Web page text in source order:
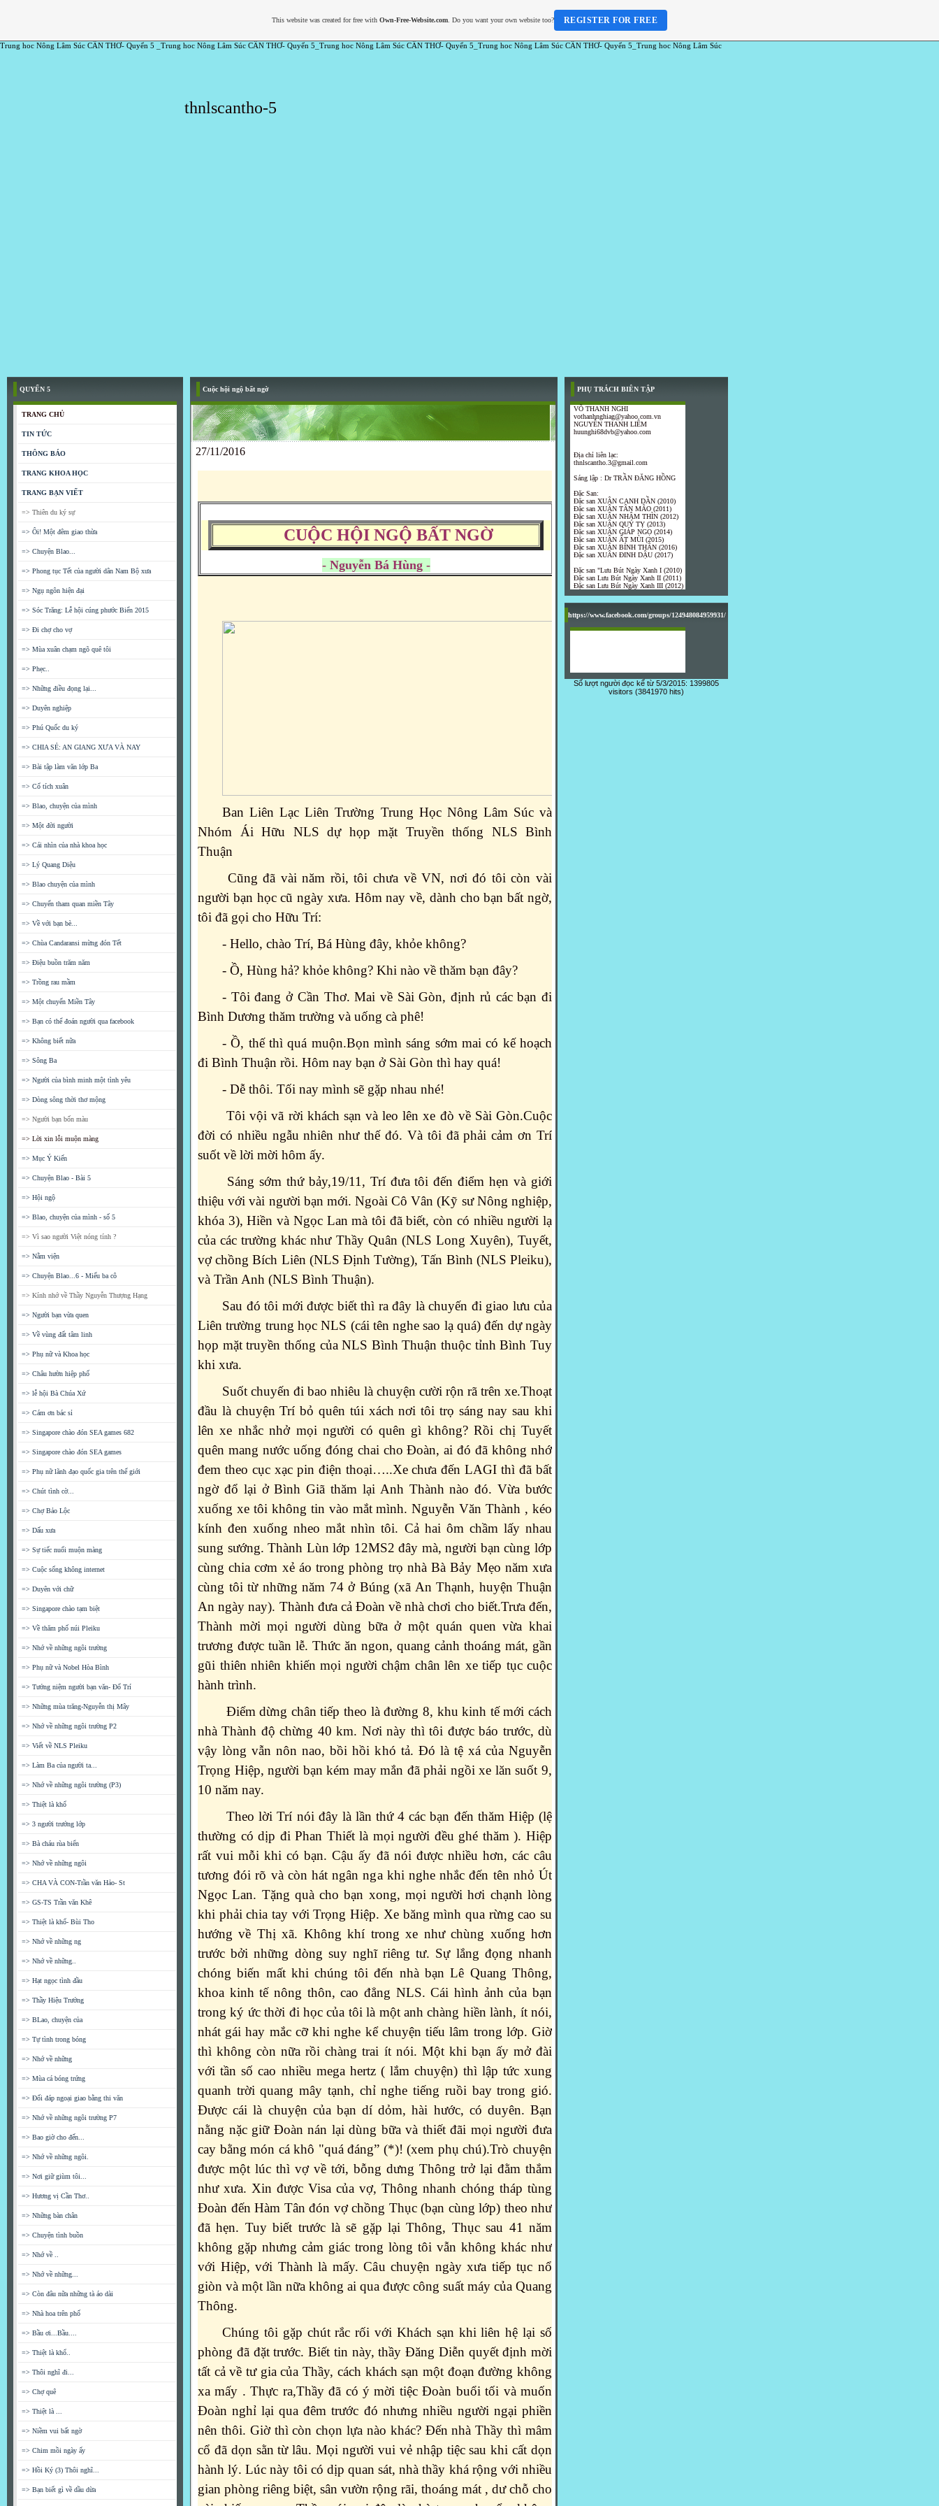
Trung hoc Nông Lâm Súc CẦN THƠ- Quyển 5 _Trung hoc Nông Lâm Súc CẦN THƠ- Quyển 5_Trung hoc Nông Lâm Súc CẦN THƠ- Quyển 5_Trung hoc Nông Lâm Súc CẦN THƠ- Quyển 5_Trung hoc Nông Lâm Súc
thnlscantho-5
QUYỂN 5
TRANG CHỦ
TIN TỨC
THÔNG BÁO
TRANG KHOA HỌC
TRANG BẠN VIẾT
=> Thiên du ký sự
=> Ôi! Một đêm giao thừa
=> Chuyện Blao...
=> Phong tục Tết của người dân Nam Bộ xưa
=> Ngụ ngôn hiện đại
=> Sóc Trăng: Lễ hội cúng phước Biển 2015
=> Đi chợ cho vợ
=> Mùa xuân chạm ngõ quê tôi
=> Phẹc..
=> Những điều đọng lại...
=> Duyên nghiệp
=> Phú Quốc du ký
=> CHIA SẺ: AN GIANG XƯA VÀ NAY
=> Bài tập làm văn lớp Ba
=> Cổ tích xuân
=> Blao, chuyện của mình
=> Một đời người
=> Cái nhìn của nhà khoa học
=> Lý Quang Diệu
=> Blao chuyện của mình
=> Chuyến tham quan miền Tây
=> Về với bạn bè...
=> Chùa Candaransi mừng đón Tết
=> Điệu buồn trăm năm
=> Trồng rau mầm
=> Một chuyến Miền Tây
=> Bạn có thể đoán người qua facebook
=> Không biết nữa
=> Sông Ba
=> Người của bình minh một tình yêu
=> Dòng sông thời thơ mộng
=> Người bạn bốn màu
=> Lời xin lỗi muộn màng
=> Mục Ý Kiến
=> Chuyện Blao - Bài 5
=> Hội ngộ
=> Blao, chuyện của mình - số 5
=> Vì sao người Việt nóng tính ?
=> Nằm viện
=> Chuyện Blao...6 - Miếu ba cô
=> Kính nhớ về Thầy Nguyễn Thượng Hạng
=> Người bạn vừa quen
=> Về vùng đất tâm linh
=> Phụ nữ và Khoa học
=> Châu hườn hiệp phố
=> lễ hội Bà Chúa Xứ
=> Cám ơn bác sỉ
=> Singapore chào đón SEA games 682
=> Singapore chào đón SEA games
=> Phụ nữ lãnh đạo quốc gia trên thế giới
=> Chút tình cờ...
=> Chợ Bảo Lộc
=> Dấu xưa
=> Sự tiếc nuối muộn màng
=> Cuộc sống không internet
=> Duyên với chữ
=> Singapore chào tạm biệt
=> Về thăm phố núi Pleiku
=> Nhớ về những ngôi trường
=> Phụ nữ và Nobel Hòa Bình
=> Tưởng niệm người bạn văn- Đổ Trí
=> Những mùa trăng-Nguyễn thị Mây
=> Nhớ về những ngôi trường P2
=> Viết về NLS Pleiku
=> Làm Ba của người ta...
=> Nhớ về những ngôi trường (P3)
=> Thiệt là khổ
=> 3 người trưởng lớp
=> Bà cháu rùa biển
=> Nhớ về những ngôi
=> CHA VÀ CON-Trần văn Hảo- St
=> GS-TS Trần văn Khê
=> Thiệt là khổ- Bùi Tho
=> Nhớ về những ng
=> Nhớ về những..
=> Hạt ngọc tình đầu
=> Thầy Hiệu Trưởng
=> BLao, chuyện của
=> Tự tình trong bóng
=> Nhớ về những
=> Mùa cá bóng trứng
=> Đối đáp ngoại giao bằng thi văn
=> Nhớ về những ngôi trường P7
=> Bao giờ cho đến...
=> Nhớ về những ngôi.
=> Nơi giữ giùm tôi...
=> Hương vị Cần Thơ..
=> Những bàn chân
=> Chuyện tình buồn
=> Nhớ về ..
=> Nhớ về những...
=> Còn đâu nữa những tà áo dài
=> Nhà hoa trên phố
=> Bầu ơi...Bầu....
=> Thiệt là khổ..
=> Thôi nghĩ đi...
=> Chợ quê
=> Thiệt là ...
=> Niềm vui bất ngờ
=> Chim mồi ngày ấy
=> Hồi Ký (3) Thôi nghĩ...
=> Bạn biết gì về dầu dừa
Cuộc hội ngộ bất ngờ
27/11/2016
CUỘC HỘI NGỘ BẤT NGỜ
- Nguyễn Bá Hùng -
Ban Liên Lạc Liên Trường Trung Học Nông Lâm Súc và
Nhóm Ái Hữu NLS dự họp mặt Truyền thống NLS Bình
Thuận
Cũng đã vài năm rồi, tôi chưa về VN, nơi đó tôi còn vài
người bạn học cũ ngày xưa. Hôm nay về, dành cho bạn bất ngờ,
tôi đã gọi cho Hữu Trí:
- Hello, chào Trí, Bá Hùng đây, khỏe không?
- Ồ, Hùng hả? khỏe không? Khi nào về thăm bạn đây?
- Tôi đang ở Cần Thơ. Mai về Sài Gòn, định rủ các bạn đi
Bình Dương thăm trường và uống cà phê!
- Ồ, thế thì quá muộn.Bọn mình sáng sớm mai có kế hoạch
đi Bình Thuận rồi. Hôm nay bạn ở Sài Gòn thì hay quá!
- Dễ thôi. Tối nay mình sẽ gặp nhau nhé!
Tôi vội vã rời khách sạn và leo lên xe đò về Sài Gòn.Cuộc
đời có nhiều ngẫu nhiên như thế đó. Và tôi đã phải cảm ơn Trí
suốt về lời mời hôm ấy.
Sáng sớm thứ bảy,19/11, Trí đưa tôi đến điểm hẹn và giới
thiệu với vài người bạn mới. Ngoài Cô Vân (Kỹ sư Nông nghiệp,
khóa 3), Hiền và Ngọc Lan mà tôi đã biết, còn có nhiều người lạ
của các trường khác như Thầy Quân (NLS Long Xuyên), Tuyết,
vợ chồng Bích Liên (NLS Định Tường), Tấn Bình (NLS Pleiku),
và Trần Anh (NLS Bình Thuận).
Sau đó tôi mới được biết thì ra đây là chuyến đi giao lưu của
Liên trường trung học NLS (cái tên nghe sao lạ quá) đến dự ngày
họp mặt truyền thống của NLS Bình Thuận thuộc tỉnh Bình Tuy
khi xưa.
Suốt chuyến đi bao nhiêu là chuyện cười rộn rã trên xe.Thoạt
đầu là chuyện Trí bỏ quên túi xách nơi tôi trọ sáng nay sau khi
lên xe nhắc nhở mọi người có quên gì không? Rồi chị Tuyết
quên mang nước uống đóng chai cho Đoàn, ai đó đã không nhớ
đem theo cục xạc pin điện thoại…..Xe chưa đến LAGI thì đã bất
ngờ đổ lại ở Bình Giã thăm lại Anh Thành nào đó. Vừa bước
xuống xe tôi không tin vào mắt mình. Nguyễn Văn Thành , kéo
kính đen xuống nheo mắt nhìn tôi. Cả hai ôm chầm lấy nhau
sung sướng. Thành Lùn lớp 12MS2 đây mà, người bạn cùng lớp
cùng chia cơm xẻ áo trong phòng trọ nhà Bà Bảy Mẹo năm xưa
cùng tôi từ những năm 74 ở Búng (xã An Thạnh, huyện Thuận
An ngày nay). Thành đưa cả Đoàn về nhà chơi cho biết.Trưa đến,
Thành mời mọi người dùng bữa ở một quán quen vừa khai
trương được tuần lễ. Thức ăn ngon, quang cảnh thoáng mát, gần
gũi thiên nhiên khiến mọi người chậm chân lên xe tiếp tục cuộc
hành trình.
Điểm dừng chân tiếp theo là đường 8, khu kinh tế mới cách
nhà Thành độ chừng 40 km. Nơi này thì tôi được báo trước, dù
vậy lòng vẫn nôn nao, bồi hồi khó tả. Đó là tệ xá của Nguyễn
Trọng Hiệp, người bạn kém may mắn đã phải ngồi xe lăn suốt 9,
10 năm nay.
Theo lời Trí nói đây là lần thứ 4 các bạn đến thăm Hiệp (lệ
thường có dịp đi Phan Thiết là mọi người đều ghé thăm ). Hiệp
rất vui mỗi khi có bạn. Cậu ấy đã nói được nhiều hơn, các câu
tương đói rõ và còn hát ngân nga khi nghe nhắc đến tên nhỏ Út
Ngọc Lan. Tặng quà cho bạn xong, mọi người hơi chạnh lòng
khi phải chia tay với Trọng Hiệp. Xe băng mình qua rừng cao su
hướng về Thị xã. Không khí trong xe như chùng xuống hơn
trước bởi những dòng suy nghĩ riêng tư. Sự lắng đọng nhanh
chóng biến mất khi chúng tôi đến nhà bạn Lê Quang Thông,
khoa kinh tế nông thôn, cao đẳng NLS. Cái hình ảnh của bạn
trong ký ức thời đi học của tôi là một anh chàng hiền lành, ít nói,
nhát gái hay mắc cỡ khi nghe kể chuyện tiếu lâm trong lớp. Giờ
thì không còn nữa rồi chàng trai ít nói. Một khi bạn ấy mở đài
với tần số cao nhiều mega hertz ( lắm chuyện) thì lập tức xung
quanh trời quang mây tạnh, chỉ nghe tiếng ruồi bay trong gió.
Được cái là chuyện của bạn dí dỏm, hài hước, có duyên. Bạn
nằng nặc giữ Đoàn nán lại dùng bữa và thiết đãi mọi người đưa
cay bằng món cá khô "quá đáng” (*)! (xem phụ chú).Trò chuyện
được một lúc thì vợ về tới, bỗng dưng Thông trở lại đằm thắm
như xưa. Xin được Visa của vợ, Thông nhanh chóng tháp tùng
Đoàn đến Hàm Tân đón vợ chồng Thục (bạn cùng lớp) theo như
đã hẹn. Tuy biết trước là sẽ gặp lại Thông, Thục sau 41 năm
không gặp nhưng cảm giác trong lòng tôi vẫn không khác như
với Hiệp, với Thành là mấy. Câu chuyện ngày xưa tiếp tục nổ
giòn và một lần nữa không ai qua được công suất máy của Quang
Thông.
Chúng tôi gặp chút rắc rối với Khách sạn khi liên hệ lại số
phòng đã đặt trước. Biết tin này, thầy Đăng Diễn quyết định mời
tất cả về tư gia của Thầy, cách khách sạn một đoạn đường không
xa mấy . Thực ra,Thầy đã có ý mời tiệc Đoàn buổi tối và muốn
Đoàn nghỉ lại qua đêm trước đó nhưng nhiều người ngại phiền
nên thôi. Giờ thì còn chọn lựa nào khác? Đến nhà Thầy thì mâm
cổ đã dọn sằn từ lâu. Mọi người vui vẻ nhập tiệc sau khi cất dọn
hành lý. Lúc này tôi có dịp quan sát, nhà thầy khá rộng với nhiều
gian phòng riêng biệt, sân vườn rộng rãi, thoáng mát , dư chỗ cho
PHỤ TRÁCH BIÊN TẬP
VÕ THANH NGHI
vothanhnghiag@yahoo.com.vn
NGUYỄN THANH LIÊM
huunghi68dvb@yahoo.com
Địa chỉ liên lạc:
thnlscantho.3@gmail.com
Sáng lập : Dr TRẦN ĐĂNG HỒNG
Đặc San:
Đặc san XUÂN CANH DẦN (2010)
Đặc san XUÂN TÂN MÃO (2011)
Đặc san XUÂN NHÂM THÌN (2012)
Đặc san XUÂN QUÝ TỴ (2013)
Đặc san XUÂN GIÁP NGỌ (2014)
Đặc san XUÂN ẤT MÙI (2015)
Đặc san XUÂN BÍNH THÂN (2016)
Đặc san XUÂN ĐINH DẬU (2017)
Đặc san "Lưu Bút Ngày Xanh I (2010)
Đặc san Lưu Bút Ngày Xanh II (2011)
Đặc san Lưu Bút Ngày Xanh III (2012)
https://www.facebook.com/groups/124948084959931/
Số lượt người đọc kể từ 5/3/2015: 1399805
visitors (3841970 hits)
This website was created for free with Own-Free-Website.com. Do you want your own website too? REGISTER FOR FREE